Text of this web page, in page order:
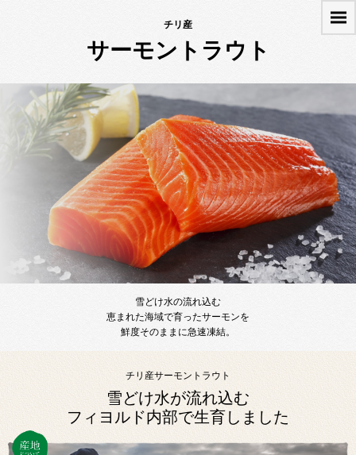
チリ産
サーモントラウト
雪どけ水の流れ込む
恵まれた海域で育ったサーモンを
鮮度そのままに急速凍結。
チリ産サーモントラウト
雪どけ水が流れ込む
フィヨルド内部で生育しました